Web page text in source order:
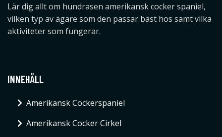
Lär dig allt om hundrasen amerikansk cocker spaniel,
vilken typ av ägare som den passar bäst hos samt vilka
aktiviteter som fungerar.
INNEHÅLL
Amerikansk Cockerspaniel
Amerikansk Cocker Cirkel